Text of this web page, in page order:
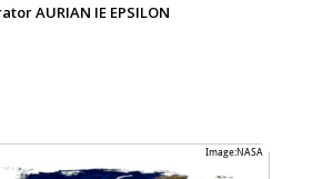
AURIAN IE EPSILON